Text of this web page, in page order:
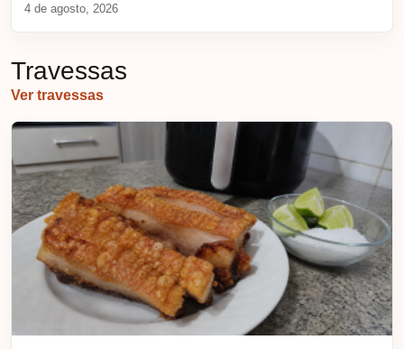
4 de agosto, 2026
Travessas
Ver travessas